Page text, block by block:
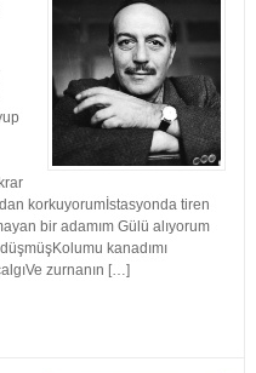
korkuyorumİstasyonda tiren
bir adamım Gülü alıyorum
kanadımı
zurnanın […]